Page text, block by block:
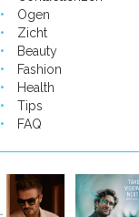
Ogen
Zicht
Beauty
Fashion
Health
Tips
FAQ